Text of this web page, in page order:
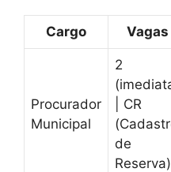
Cargo Vagas
Procurador
Municipal
2
| CR
de
Reserva)